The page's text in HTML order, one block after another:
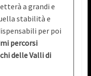
a grandi e
stabilità e
per poi
percorsi
delle Valli di